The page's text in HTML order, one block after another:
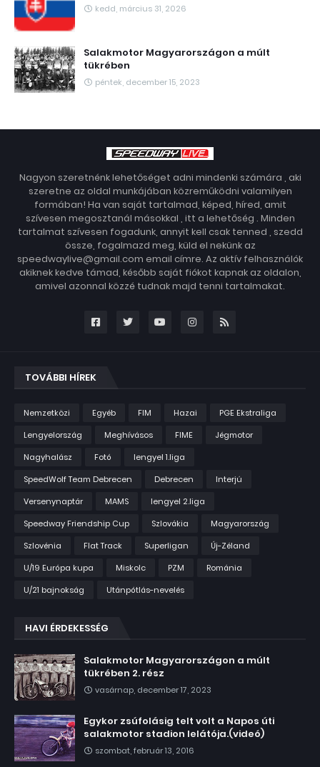
kedd, március 31, 2026
Salakmotor Magyarországon a múlt
tükrében
péntek, december 15, 2023
Nagyon szeretnénk lehetőséget adni mindenki számára , aki
szeretne az oldal munkájában közreműködni valamilyen
formában! Ha van saját tartalmad, képed, híred, amit
szívesen megosztanál másokkal , itt a lehetőség . Minden
tartalmat szívesen fogadunk, annyit kell csak tenned , szedd
össze, fogalmazd meg, küld el nekünk az
speedwaylive@gmail.com email címre. Az aktív felhasználók
akiknek kedve támad, később saját fiókot kapnak az oldalon,
amivel azonnal közzé tudnak majd tenni tartalmakat.
TOVÁBBI HÍREK
Nemzetközi Egyéb FIM Hazai
PGE Ekstraliga
Lengyelország
Meghívásos FIME
Jégmotor
Nagyhalász
Fotó
lengyel 1.liga
SpeedWolf Team Debrecen
Debrecen
Interjú
Versenynaptár
MAMS
lengyel 2.liga
Speedway Friendship Cup
Szlovákia
Magyarország
Szlovénia
Flat Track Superligan
Új-Zéland
U/19 Európa kupa
Miskolc PZM
Románia
U/21 bajnokság
Utánpótlás-nevelés
HAVI ÉRDEKESSÉG
Salakmotor Magyarországon a múlt
tükrében 2. rész
vasárnap, december 17, 2023
Egykor zsúfolásig telt volt a Napos úti
salakmotor stadion lelátója.(videó)
szombat, február 13, 2016